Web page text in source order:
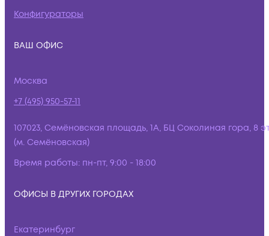
Конфигураторы
ВАШ ОФИС
Москва
+7 (495) 950-57-11
107023, Семёновская площадь, 1А, БЦ Соколиная гора, 8
(м. Семёновская)
Время работы: пн-пт, 9:00 - 18:00
ОФИСЫ В ДРУГИХ ГОРОДАХ
Екатеринбург